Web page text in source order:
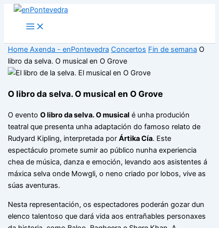
Main
Menu
Home Axenda - enPontevedra Concertos Fin de semana O
libro da selva. O musical en O Grove
O libro da selva. O musical en O Grove
O evento O libro da selva. O musical é unha produción
teatral que presenta unha adaptación do famoso relato de
Rudyard Kipling, interpretada por Ártika Cía. Este
espectáculo promete sumir ao público nunha experiencia
chea de música, danza e emoción, levando aos asistentes á
máxica selva onde Mowgli, o neno criado por lobos, vive as
súas aventuras.
Nesta representación, os espectadores poderán gozar dun
elenco talentoso que dará vida aos entrañables personaxes